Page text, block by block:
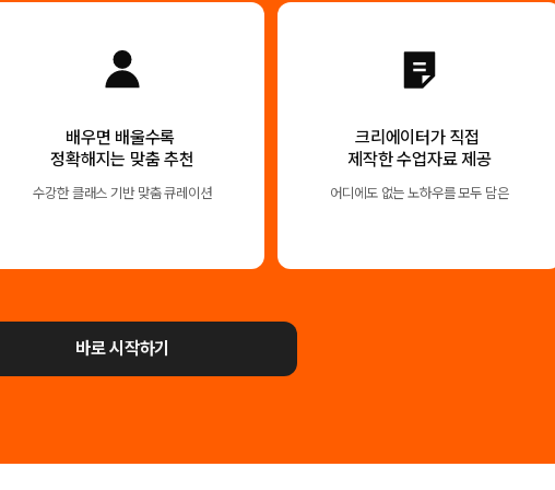
배우면 배울수록
정확해지는 맞춤 추천
수강한 클래스 기반 맞춤 큐레이션
크리에이터가 직접
제작한 수업자료 제공
어디에도 없는 노하우를 모두 담은
바로 시작하기